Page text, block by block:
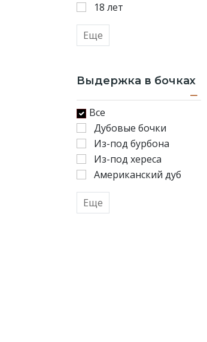
18 лет
Еще
Выдержка в бочках
Все
Дубовые бочки
Из-под бурбона
Из-под хереса
Американский дуб
Еще